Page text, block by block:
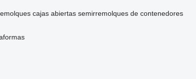
cajas abiertas semirremolques de contenedores